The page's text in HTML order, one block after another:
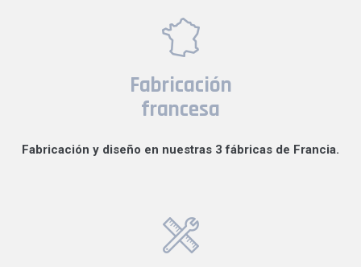
Fabricación
francesa
Fabricación y diseño en nuestras 3 fábricas de Francia.